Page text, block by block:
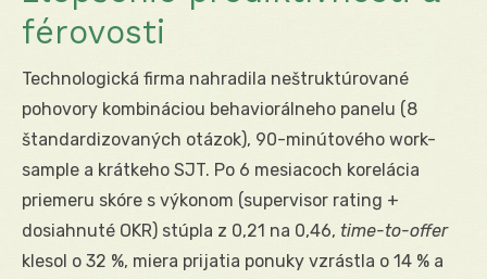
férovosti
Technologická firma nahradila neštruktúrované
pohovory kombináciou behaviorálneho panelu (8
štandardizovaných otázok), 90-minútového work-
sample a krátkeho SJT. Po 6 mesiacoch korelácia
priemeru skóre s výkonom (supervisor rating +
dosiahnuté OKR) stúpla z 0,21 na 0,46, time-to-offer
klesol o 32 %, miera prijatia ponuky vzrástla o 14 % a